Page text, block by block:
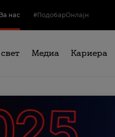
нас #ПодобарОнлајн
Медиа Кариера